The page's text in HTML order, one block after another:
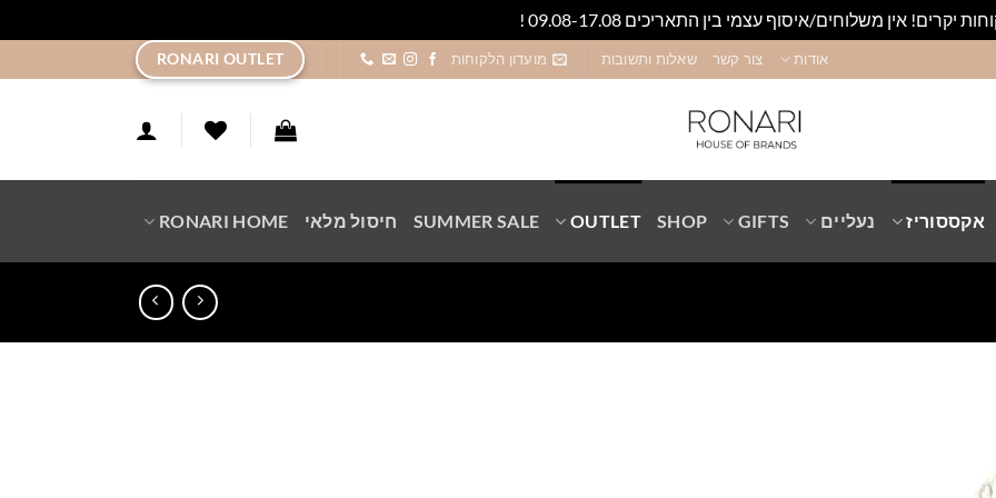
יקרים! אין משלוחים/איסוף עצמי בין התאריכים 09.08-17.08 !
אודות צור קשר שאלות ותשובות מועדון הלקוחות RONARI OUTLET
אקססוריז נעליים GIFTS
SHOP
OUTLET
SUMMER SALE חיסול מלאי RONARI HOME